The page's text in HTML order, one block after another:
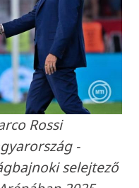
Rossi
-
selejtező